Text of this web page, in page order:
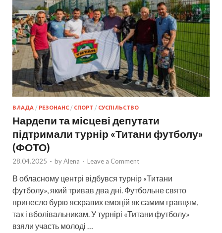
ВЛАДА / РЕЗОНАНС / СПОРТ / СУСПІЛЬСТВО
Нардепи та місцеві депутати
підтримали турнір «Титани футболу»
(ФОТО)
28.04.2025 - byAlena - Leave a Comment
В обласному центрі відбувся турнір «Титани
футболу», який тривав два дні. Футбольне свято
принесло бурю яскравих емоцій як самим гравцям,
так і вболівальникам. У турнірі «Титани футболу»
взяли участь молоді …